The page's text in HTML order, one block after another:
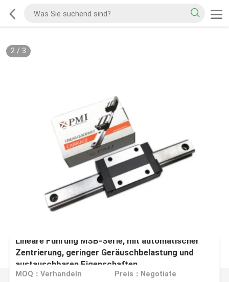
2/ 3
Lineare Führung MSB-Serie, mit automatischer
Zentrierung, geringer Geräuschbelastung und
austauschbaren Eigenschaften.
MOQ：Verhandeln Preis：Negotiate